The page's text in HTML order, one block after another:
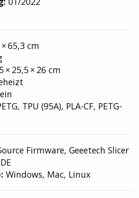
65,3 cm
× 25,5 × 26 cm
TPU (95A), PLA-CF, PETG-
Firmware, Geeetech Slicer
Windows, Mac, Linux